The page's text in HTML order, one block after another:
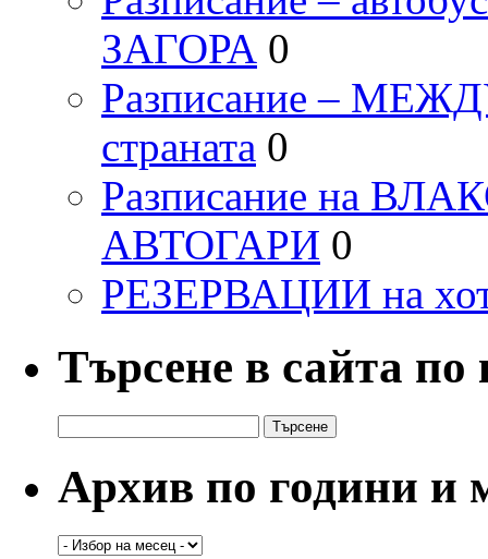
ЗАГОРА 0
Разписание –
страната 0
Разписание на
АВТОГАРИ 0
РЕЗЕРВАЦИИ на
Търсене в сайта
за:
Архив по години и
Архив